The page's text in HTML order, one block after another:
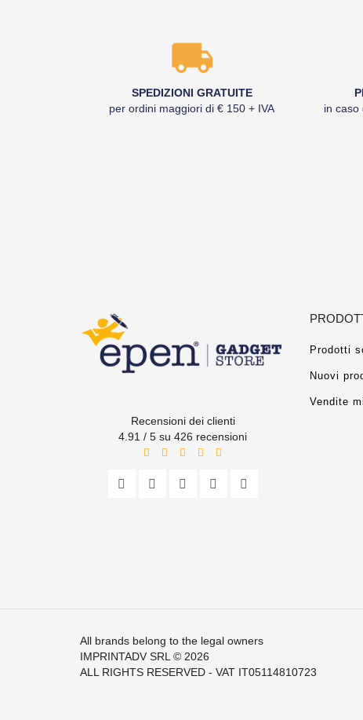
SPEDIZIONI GRATUITE
per ordini maggiori di € 150 + IVA
in caso
Recensioni dei clienti
4.91 / 5 su 426 recensioni
Prodotti
Nuovi
Vendite
All brands belong to the legal owners
IMPRINTADV SRL © 2026
ALL RIGHTS RESERVED - VAT IT05114810723